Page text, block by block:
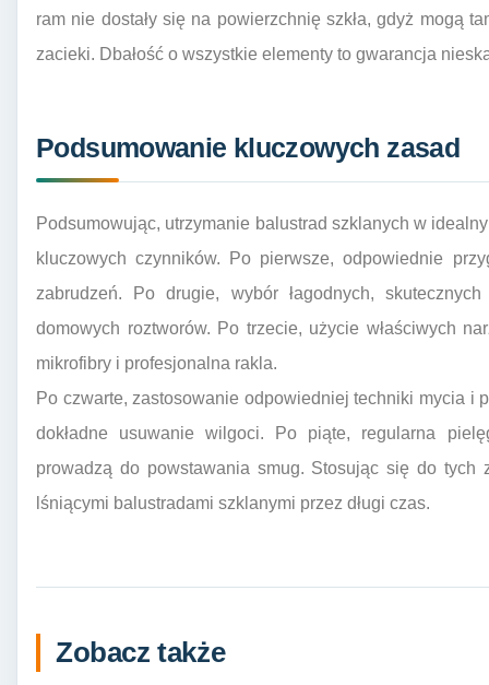
ram nie dostały się na powierzchnię szkła, gdyż mogą
zacieki. Dbałość o wszystkie elementy to gwarancja
Podsumowanie kluczowych zasad
Podsumowując, utrzymanie balustrad szklanych w
kluczowych czynników. Po pierwsze, odpowiednie
zabrudzeń. Po drugie, wybór łagodnych,
domowych roztworów. Po trzecie, użycie właściwych
mikrofibry i profesjonalna rakla.
Po czwarte, zastosowanie odpowiedniej techniki mycia i
dokładne usuwanie wilgoci. Po piąte, regularna
prowadzą do powstawania smug. Stosując się do tych
lśniącymi balustradami szklanymi przez długi czas.
Zobacz także